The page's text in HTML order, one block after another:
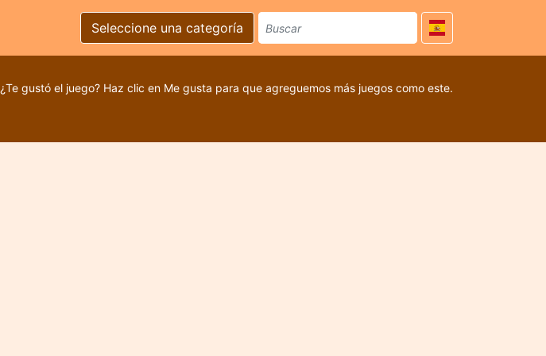
Seleccione una categoría
¿Te gustó el juego? Haz clic en Me gusta para que agreguemos más juegos como este.